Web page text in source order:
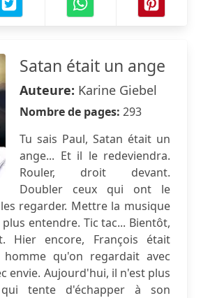
Satan était un ange
Auteure: Karine Giebel
Nombre de pages: 293
Tu sais Paul, Satan était un
ange... Et il le redeviendra.
Rouler, droit devant.
Doubler ceux qui ont le
regarder. Mettre la musique
entendre. Tic tac... Bientôt,
Hier encore, François était
qu'on regardait avec
envie. Aujourd'hui, il n'est plus
tente d'échapper à son